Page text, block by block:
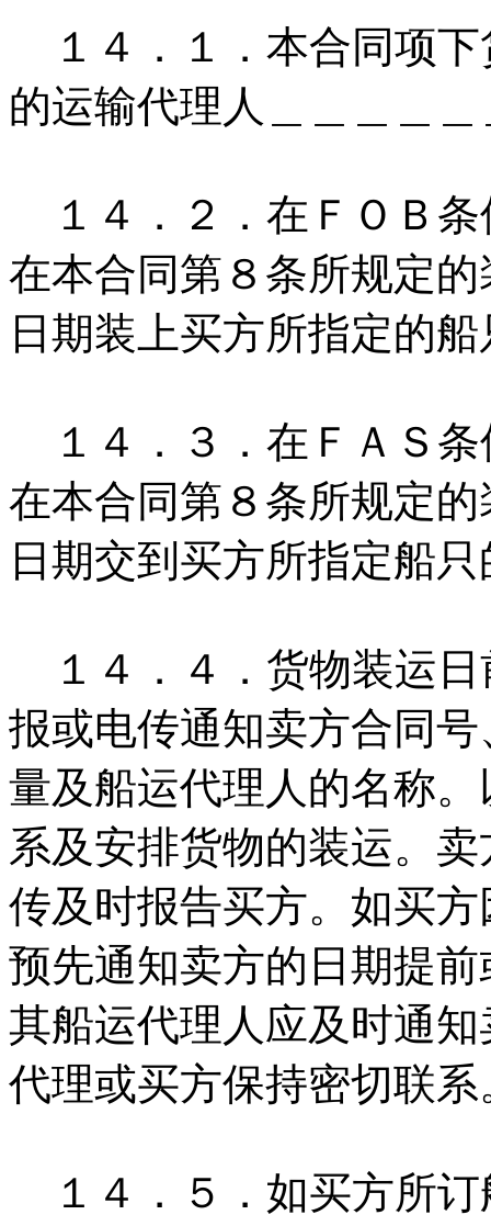
１４．１．本合同项下
的运输代理人＿＿＿＿
１４．２．在ＦＯＢ条
在本合同第８条所规定
日期装上买方所指定的船
１４．３．在ＦＡＳ条
在本合同第８条所规定
日期交到买方所指定船
１４．４．货物装运日
报或电传通知卖方合同
量及船运代理人的名称
系及安排货物的装运。
传及时报告买方。如买
预先通知卖方的日期提
其船运代理人应及时通
代理或买方保持密切联系
１４．５．如买方所订